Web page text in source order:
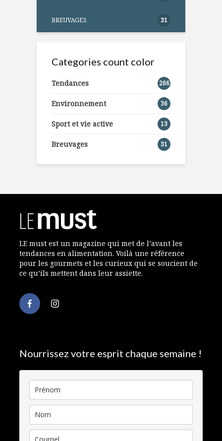
BREUVAGES 31
Categories count color
Tendances 266
Environnement 36
Sport et vie active 13
Breuvages 31
LE must est un magazine qui met de l’avant les
tendances en alimentation. Voilà une référence
pour les gourmets et les curieux qui se soucient de
ce qu’ils mettent dans leur assiette.
Nourrissez votre esprit chaque semaine !